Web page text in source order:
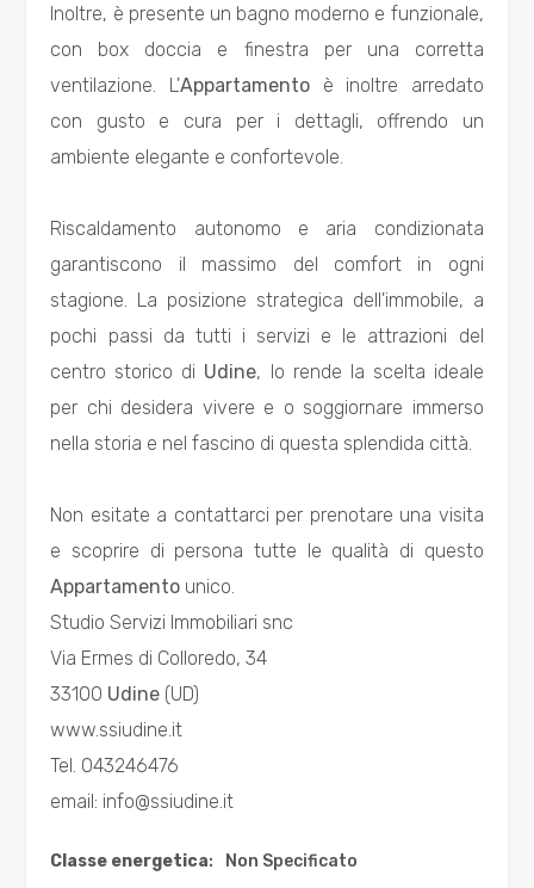
Inoltre, è presente un bagno moderno e funzionale,
con box doccia e finestra per una corretta
ventilazione. L'Appartamentoè inoltre arredato
con gusto e cura per i dettagli, offrendo un
ambiente elegante e confortevole.
Riscaldamento autonomo e aria condizionata
garantiscono il massimo del comfort in ogni
stagione. La posizione strategica dell'immobile, a
pochi passi da tutti i servizi e le attrazioni del
centro storico di Udine, lo rende la scelta ideale
per chi desidera vivere e o soggiornare immerso
nella storia e nel fascino di questa splendida città.
Non esitate a contattarci per prenotare una visita
e scoprire di persona tutte le qualità di questo
Appartamento unico.
Studio Servizi Immobiliari snc
Via Ermes di Colloredo, 34
33100 Udine (UD)
www.ssiudine.it
Tel. 043246476
email: info@ssiudine.it
Classe energetica: Non Specificato
2
3
5
Bagni
minimi
Qualsiasi
1
2
5